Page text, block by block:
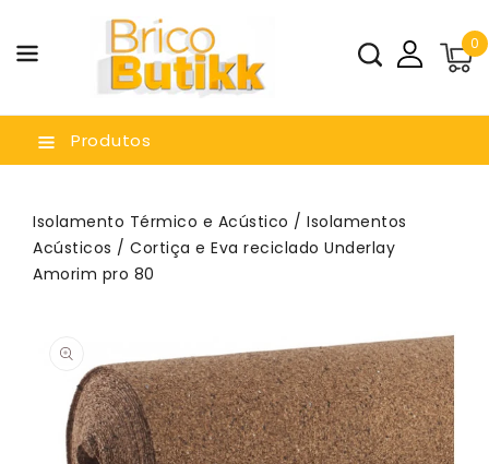
0
Produtos
Isolamento Térmico e Acústico / Isolamentos
Acústicos / Cortiça e Eva reciclado Underlay
Amorim pro 80